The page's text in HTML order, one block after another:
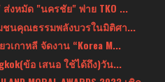
งหมัด "นครชัย" พ่าย TKO ...
นคุณธรรมพลังบวรในมิติศา...
เกาหลี จัดงาน “Korea M...
ข้อ เสนอ ใช้ได้ถึง)วัน...